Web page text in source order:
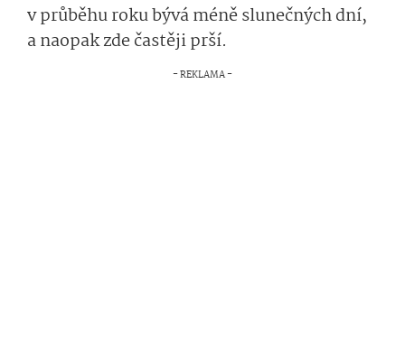
v průběhu roku bývá méně slunečných dní,
a naopak zde častěji prší.